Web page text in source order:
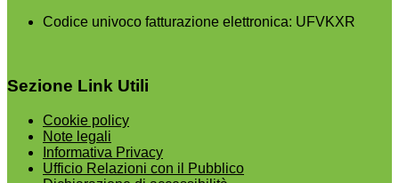
Codice univoco fatturazione elettronica: UFVKXR
Sezione Link Utili
Cookie policy
Note legali
Informativa Privacy
Ufficio Relazioni con il Pubblico